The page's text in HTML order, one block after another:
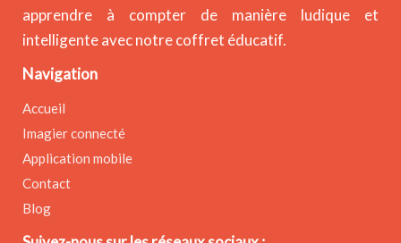
apprendre à compter de manière ludique et
intelligente avec notre coffret éducatif.
Navigation
Accueil
Imagier connecté
Application mobile
Contact
Blog